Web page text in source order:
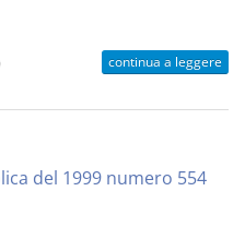
continua a leggere
del 1999 numero 554